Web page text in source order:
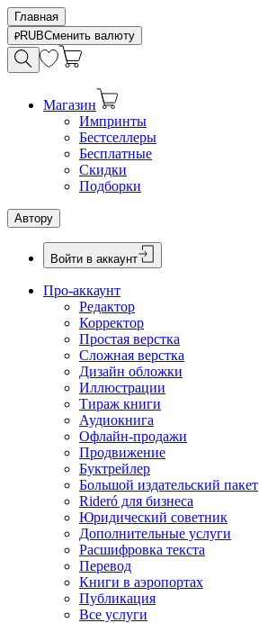
Главная
RUBСменить валюту
Магазин
Импринты
Бестселлеры
Бесплатные
Скидки
Подборки
Автору
Войти в аккаунт
Про-аккаунт
Редактор
Корректор
Простая верстка
Сложная верстка
Дизайн обложки
Иллюстрации
Тираж книги
Аудиокнига
Офлайн-продажи
Продвижение
Буктрейлер
Большой издательский пакет
Rideró для бизнеса
Юридический советник
Дополнительные услуги
Расшифровка текста
Перевод
Книги в аэропортах
Публикация
Все услуги